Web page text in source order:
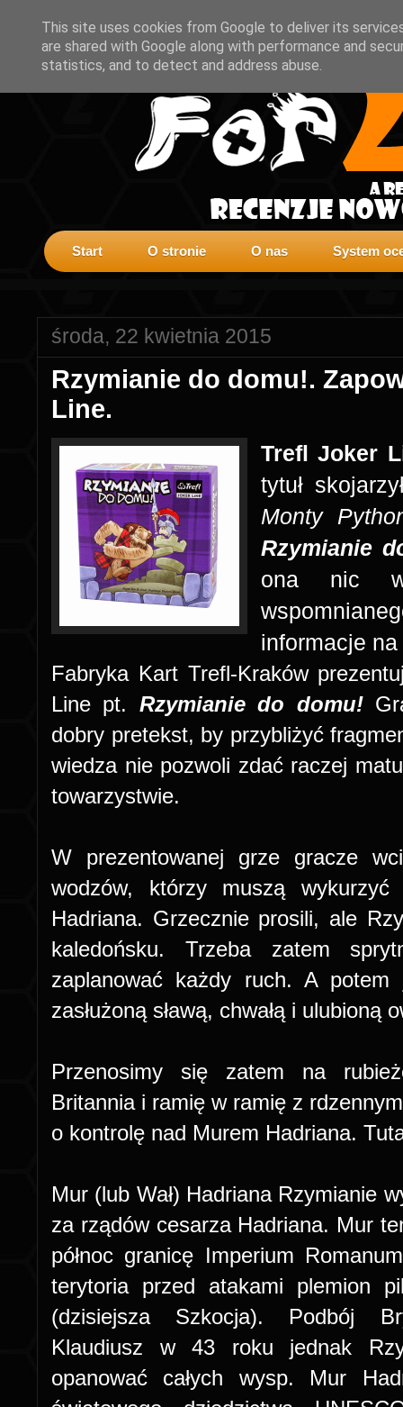
Start O stronie O nas System
środa, 22 kwietnia 2015
Rzymianie do domu!.
Line.
Trefl Joker
tytuł
Monty
Rzymianie
ona nic
informacje
Fabryka Kart Trefl-Kraków
Line pt. Rzymianie do domu!
dobry pretekst, by przybliżyć
wiedza nie pozwoli zdać raczej
towarzystwie.
W prezentowanej grze gracze
wodzów, którzy muszą
Hadriana. Grzecznie prosili, ale
kaledońsku. Trzeba zatem
zaplanować każdy ruch. A
zasłużoną sławą, chwałą i ulubioną
Przenosimy się zatem na
Britannia i ramię w ramię z
o kontrolę nad Murem Hadriana.
Mur (lub Wał) Hadriana Rzymianie
za rządów cesarza Hadriana. Mur
północ granicę Imperium
terytoria przed atakami plemion
(dzisiejsza Szkocja). Podbój
Klaudiusz w 43 roku jednak
opanować całych wysp. Mur
This site uses cookies from Google to deliver its
are shared with Google along with performance and
statistics, and to detect and address abuse.